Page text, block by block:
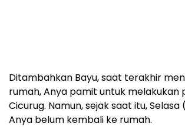
Ditambahkan Bayu, saat terakhir
rumah, Anya pamit untuk
Cicurug. Namun, sejak saat itu, Selasa
Anya belum kembali ke rumah.